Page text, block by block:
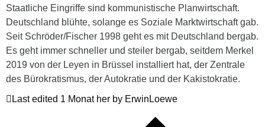
Staatliche Eingriffe sind kommunistische Planwirtschaft.
Deutschland blühte, solange es Soziale Marktwirtschaft gab.
Seit Schröder/Fischer 1998 geht es mit Deutschland bergab.
Es geht immer schneller und steiler bergab, seitdem Merkel
2019 von der Leyen in Brüssel installiert hat, der Zentrale
des Bürokratismus, der Autokratie und der Kakistokratie.
Last edited 1 Monat her by ErwinLoewe